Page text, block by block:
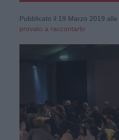
Pubblicato il 19 Marzo 2019 alle
provato a raccontarlo